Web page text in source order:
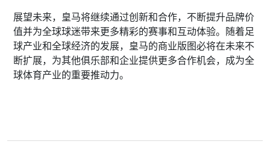
展望未来，皇马将继续通过创新和合作，不断提升品牌价
值并为全球球迷带来更多精彩的赛事和互动体验。随着足
球产业和全球经济的发展，皇马的商业版图必将在未来不
断扩展，为其他俱乐部和企业提供更多合作机会，成为全
球体育产业的重要推动力。